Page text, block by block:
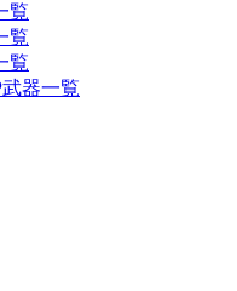
覧
覧
覧
器一覧